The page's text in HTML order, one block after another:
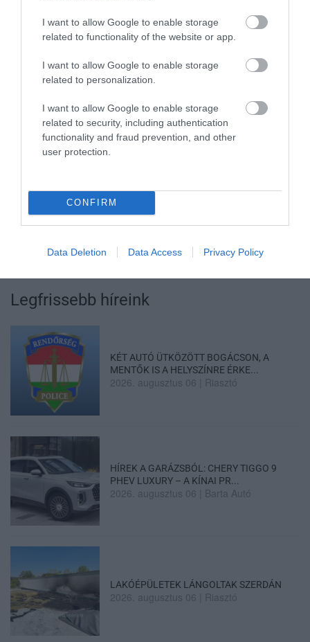
I want to allow Google to enable storage
related to functionality of the website or app.
I want to allow Google to enable storage
related to personalization.
I want to allow Google to enable storage
related to security, including authentication
functionality and fraud prevention, and other
user protection.
CONFIRM
Data Deletion Data Access Privacy Policy
indexkép: Vágner Ákos facebook
Ne maradjon le a legfrissebb hírekről, kövessen
bennünket az EGRI ÜGYEK Google Hírek oldalán!
Legfrissebb híreink
KÉT AUTÓ ÜTKÖZÖTT BOGÁCSON, A
MENTŐK IS A HELYSZÍNRE ÉRKE...
2026. augusztus 06 Riasztó
HÍREK A GARÁZSBÓL: CHERY TIGGO 9
PHEV LUXURY – A KÍNAI PR...
2026. augusztus 06 Barta Autó
LAKÓÉPÜLETEK LÁNGOLTAK SZERDÁN
2026. augusztus 06 Riasztó